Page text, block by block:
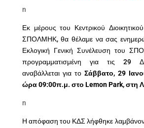
n
Εκ μέρους του Κεντρικού
ΣΠΟΛΜΗΚ, θα θέλαμε να σας
Εκλογική Γενική Συνέλευση του
προγραμματισμένη για τις 29
αναβάλλεται για τοΣάββατο, 29
ώρα 09:00π.μ. στο Lemon Park, στη
n
Η απόφαση του ΚΔΣ λήφθηκε